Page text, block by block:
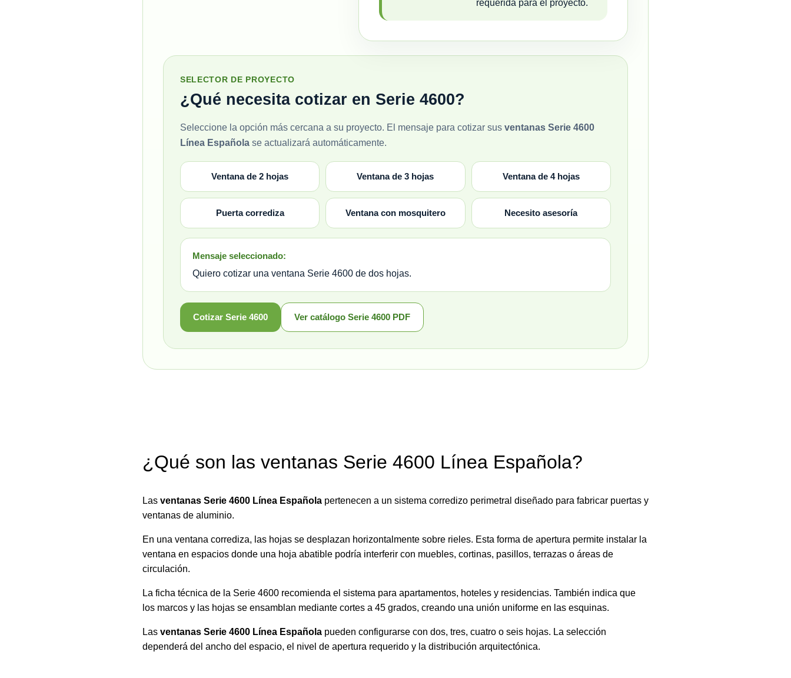
requerida para el proyecto.
SELECTOR DE PROYECTO
¿Qué necesita cotizar en Serie 4600?
Seleccione la opción más cercana a su proyecto. El mensaje para cotizar sus ventanas Serie 4600
Línea Españolase actualizará automáticamente.
Ventana de 2 hojas Ventana de 3 hojas Ventana de 4 hojas
Puerta corrediza Ventana con mosquitero Necesito asesoría
Mensaje seleccionado:
Quiero cotizar una ventana Serie 4600 de dos hojas.
Cotizar Serie 4600 Ver catálogo Serie 4600 PDF
¿Qué son las ventanas Serie 4600 Línea Española?
Las ventanas Serie 4600 Línea Españolapertenecen a un sistema corredizo perimetral diseñado para fabricar puertas y
ventanas de aluminio.
En una ventana corrediza, las hojas se desplazan horizontalmente sobre rieles. Esta forma de apertura permite instalar la
ventana en espacios donde una hoja abatible podría interferir con muebles, cortinas, pasillos, terrazas o áreas de
circulación.
La ficha técnica de la Serie 4600 recomienda el sistema para apartamentos, hoteles y residencias. También indica que
los marcos y las hojas se ensamblan mediante cortes a 45 grados, creando una unión uniforme en las esquinas.
Las ventanas Serie 4600 Línea Españolapueden configurarse con dos, tres, cuatro o seis hojas. La selección
dependerá del ancho del espacio, el nivel de apertura requerido y la distribución arquitectónica.